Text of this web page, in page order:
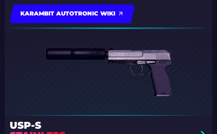
KARAMBIT AUTOTRONIC WIKI
USP-S